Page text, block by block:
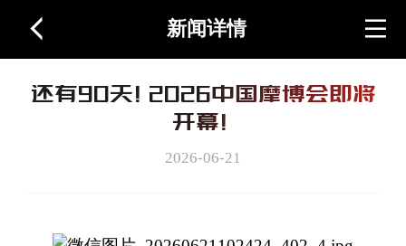
新闻详情
首页
还有90天！2026中国摩博会即将
开幕！
2026-06-21